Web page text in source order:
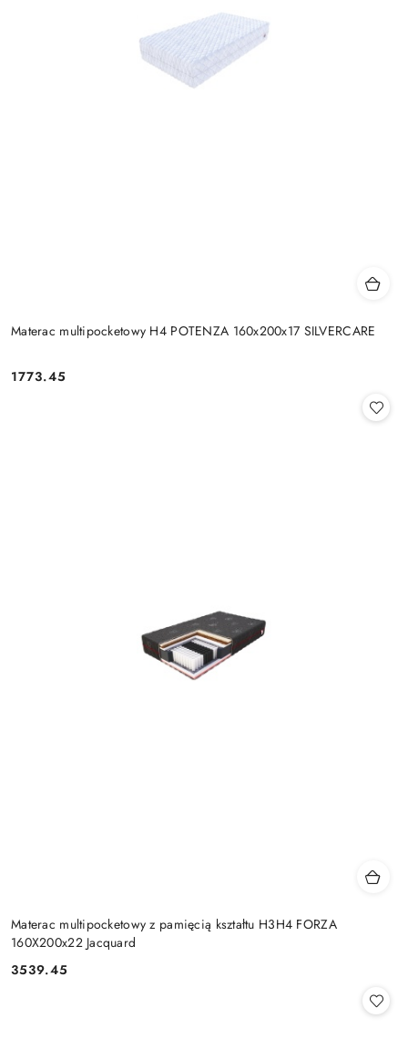
Materac multipocketowy H4 POTENZA 160x200x17 SILVERCARE
Cena:
1773.45
Materac multipocketowy z pamięcią kształtu H3H4 FORZA
160X200x22 Jacquard
Cena:
3539.45